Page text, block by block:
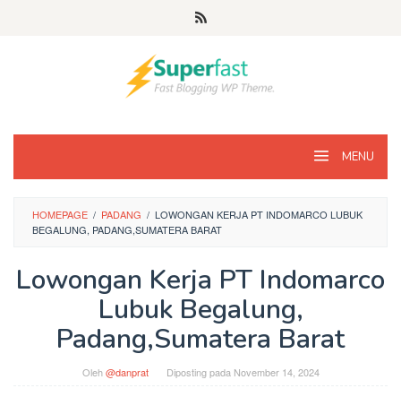
MENU
HOMEPAGE / PADANG / LOWONGAN KERJA PT INDOMARCO LUBUK
BEGALUNG, PADANG,SUMATERA BARAT
Lowongan Kerja PT Indomarco
Lubuk Begalung,
Padang,Sumatera Barat
Oleh@danprat Diposting pada November 14, 2024